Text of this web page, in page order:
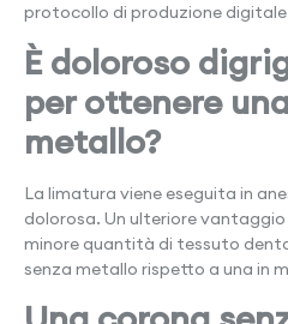
protocollo di produzione
È doloroso
per ottenere
metallo?
La limatura viene eseguita in
dolorosa. Un ulteriore
minore quantità di tessuto
senza metallo rispetto a una in